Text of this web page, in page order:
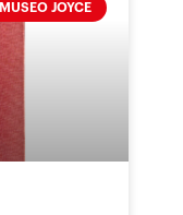
MUSEO JOYCE